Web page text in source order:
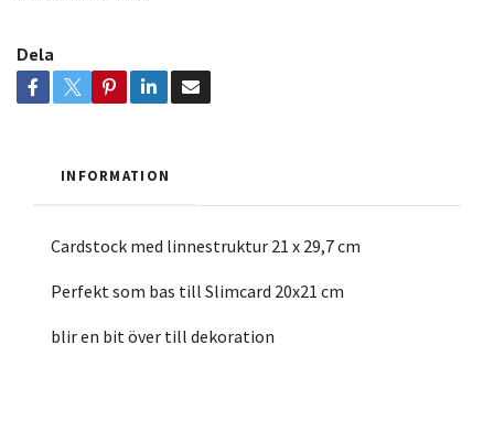
Dela
INFORMATION
Cardstock med linnestruktur 21 x 29,7 cm
Perfekt som bas till Slimcard 20x21 cm
blir en bit över till dekoration